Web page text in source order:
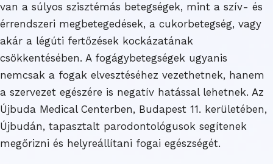
van a súlyos szisztémás betegségek, mint a szív- és
érrendszeri megbetegedések, a cukorbetegség, vagy
akár a légúti fertőzések kockázatának
csökkentésében. A fogágybetegségek ugyanis
nemcsak a fogak elvesztéséhez vezethetnek, hanem
a szervezet egészére is negatív hatással lehetnek. Az
Újbuda Medical Centerben, Budapest 11. kerületében,
Újbudán, tapasztalt parodontológusok segítenek
megőrizni és helyreállítani fogai egészségét.